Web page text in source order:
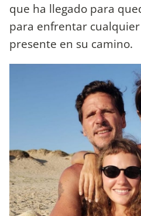
que ha llegado para
para enfrentar
presente en su camino.